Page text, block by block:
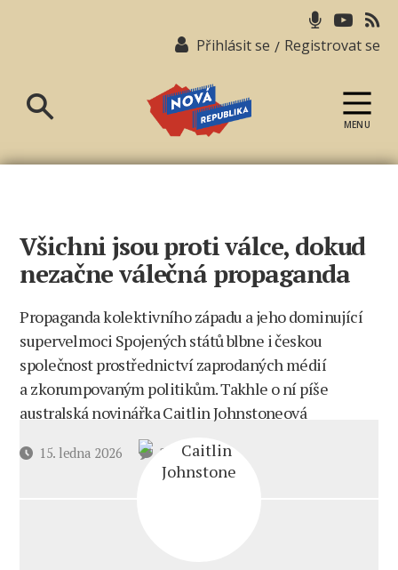
Přihlásit se / Registrovat se
republika
MENU
Všichni jsou proti válce, dokud
nezačne válečná propaganda
Propaganda kolektivního západu a jeho dominující
supervelmoci Spojených států blbne i českou
společnost prostřednictví zaprodaných médií
a zkorumpovaným politikům. Takhle o ní píše
australská novinářka Caitlin Johnstoneová
Datum15. ledna 2026 2 komentáře
textu